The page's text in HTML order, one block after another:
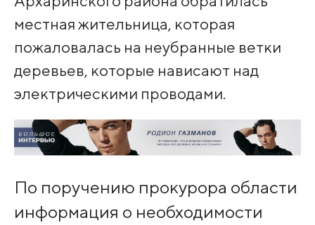
местная жительница, которая
пожаловалась на неубранные ветки
деревьев, которые нависают над
электрическими проводами.
По поручению прокурора области
информация о необходимости